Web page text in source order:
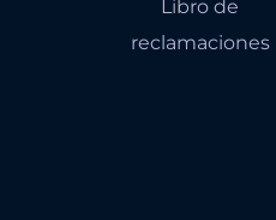
Libro de
reclamaciones